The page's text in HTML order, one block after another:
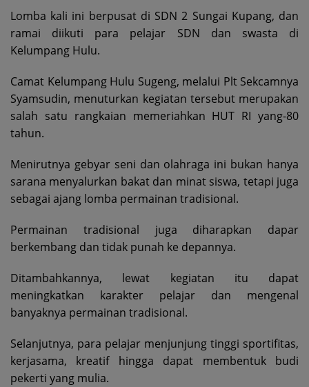
Lomba kali ini berpusat di SDN 2 Sungai Kupang, dan
ramai diikuti para pelajar SDN dan swasta di
Kelumpang Hulu.
Camat Kelumpang Hulu Sugeng, melalui Plt Sekcamnya
Syamsudin, menuturkan kegiatan tersebut merupakan
salah satu rangkaian memeriahkan HUT RI yang-80
tahun.
Menirutnya gebyar seni dan olahraga ini bukan hanya
sarana menyalurkan bakat dan minat siswa, tetapi juga
sebagai ajang lomba permainan tradisional.
Permainan tradisional juga diharapkan dapar
berkembang dan tidak punah ke depannya.
Ditambahkannya, lewat kegiatan itu dapat
meningkatkan karakter pelajar dan mengenal
banyaknya permainan tradisional.
Selanjutnya, para pelajar menjunjung tinggi sportifitas,
kerjasama, kreatif hingga dapat membentuk budi
pekerti yang mulia.